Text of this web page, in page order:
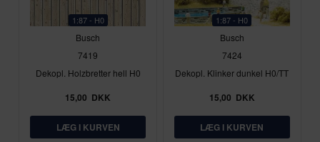
1:87 - H0
Busch
7419
Dekopl. Holzbretter hell H0
15,00 DKK
1:87 - H0
Busch
7424
Dekopl. Klinker dunkel H0/TT
15,00 DKK